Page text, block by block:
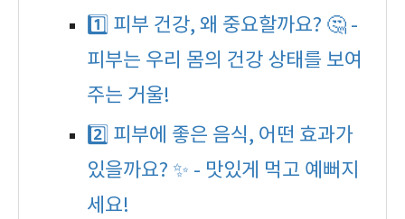
1️⃣ 피부 건강, 왜 중요할까요? 🤔 -
피부는 우리 몸의 건강 상태를 보여
주는 거울!
2️⃣ 피부에 좋은 음식, 어떤 효과가
있을까요? ✨ - 맛있게 먹고 예뻐지
세요!